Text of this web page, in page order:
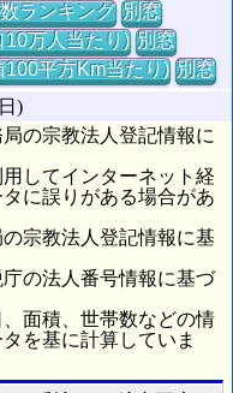
ランキング 別窓
10万人当たり) 別窓
平方Km当たり) 別窓
)
の宗教法人登記情報に
してインターネット経
に誤りがある場合があ
宗教法人登記情報に基
の法人番号情報に基づ
面積、世帯数などの情
を基に計算していま